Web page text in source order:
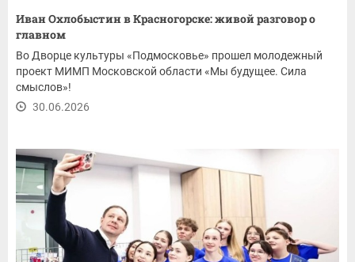
Иван Охлобыстин в Красногорске: живой разговор о
главном
Во Дворце культуры «Подмосковье» прошел молодежный
проект МИМП Московской области «Мы будущее. Сила
смыслов»!
30.06.2026